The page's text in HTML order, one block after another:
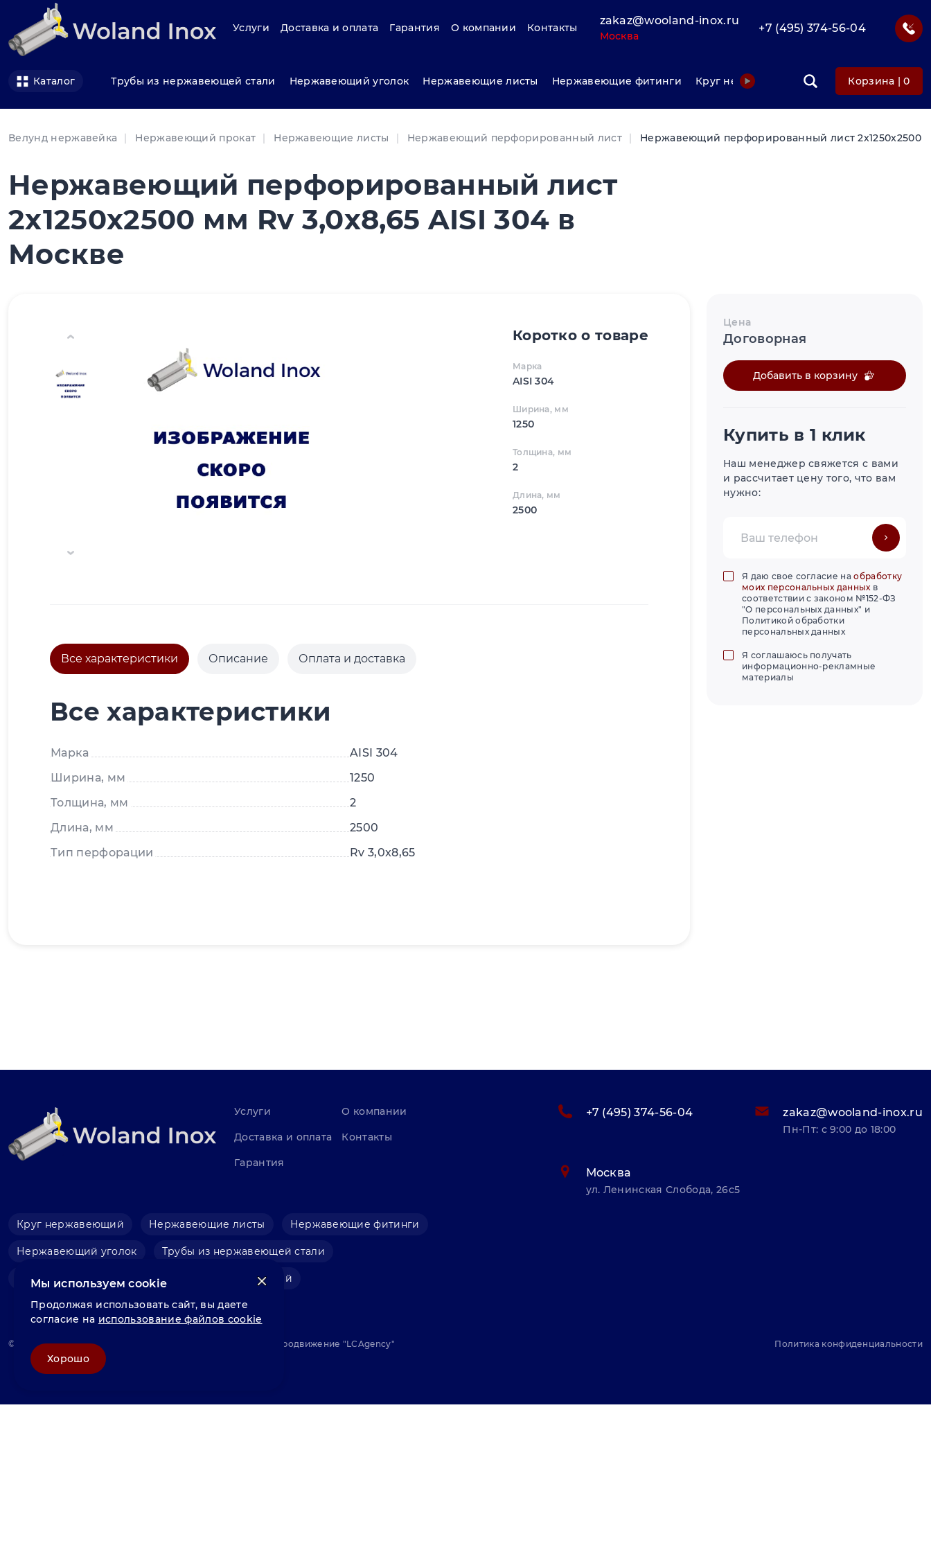
Услуги Доставка и оплата Гарантия О компании Контакты
zakaz@wooland-inox.ru
Москва
+7 (495) 374-56-04
Каталог Трубы из нержавеющей стали Нержавеющий уголок Нержавеющие листы Нержавеющие фитинги Круг нержавеющий ФольгаКорзина |0
Велунд нержавейка Нержавеющий прокат Нержавеющие листы Нержавеющий перфорированный лист Нержавеющий перфорированный лист 2x1250x2500
Нержавеющий перфорированный лист
2x1250x2500 мм Rv 3,0x8,65 AISI 304 в
Москве
Коротко о товаре
Марка
AISI 304
Ширина, мм
1250
Толщина, мм
2
Длина, мм
2500
Все характеристики Описание Оплата и доставка
Все характеристики
Марка
AISI 304
Ширина, мм
1250
Толщина, мм
2
Длина, мм
2500
Тип перфорации
Rv 3,0x8,65
Цена
Договорная
Добавить в корзину
Купить в 1 клик
Наш менеджер свяжется с вами
и рассчитает цену того, что вам
нужно:
Я даю свое согласие наобработку
моих персональных данныхв
соответствии с законом №152-ФЗ
"О персональных данных" и
Политикой обработки
персональных данных
Я соглашаюсь получать
информационно-рекламные
материалы
Услуги
Доставка и оплата
Гарантия
О компании
Контакты
Круг нержавеющий Нержавеющие листы Нержавеющие фитинги
Нержавеющий уголок Трубы из нержавеющей стали
Фольга нержавеющая Швеллер нержавеющий
+7 (495) 374-56-04 zakaz@wooland-inox.ru
Пн-Пт: с 9:00 до 18:00
Москва
ул. Ленинская Слобода, 26с5
© «Велунд нержавейка» 2025, Разработка и комплексное продвижение "LCAgency" Политика конфиденциальности
Мы используем cookie
Продолжая использовать сайт, вы даете
согласие на использование файлов cookie
Хорошо